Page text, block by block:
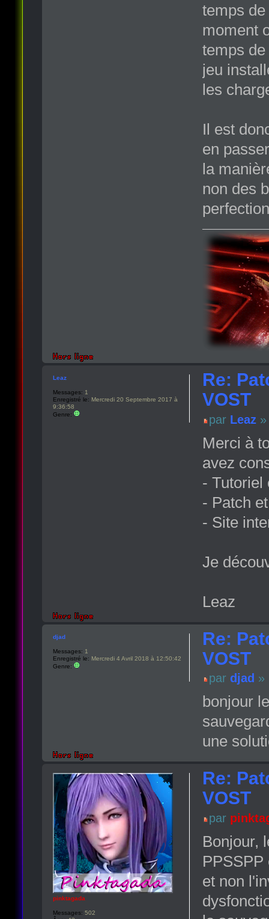
temps
moment
temps
jeu
les
Il est
en
la
non des
Re:
VOST
par Leaz»
Merci à
avez
- Tutoriel
- Patch
- Site
Je
Leaz
Leaz
Messages: 1
Enregistré le: Mercredi 20 Septembre 2017 à
9:36:58
Genre:
Re:
VOST
par djad »
bonjour
une
djad
Messages: 1
Enregistré le: Mercredi 4 Avril 2018 à 12:50:42
Genre:
Re:
VOST
par
Bonjour,
et non
pinktagada
Messages: 502